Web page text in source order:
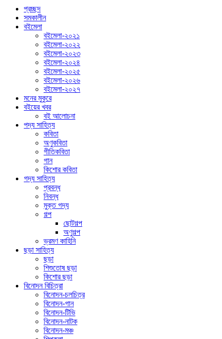
প্রচ্ছদ
সমকালীন
বইমেলা
বইমেলা-২০২১
বইমেলা-২০২২
বইমেলা-২০২৩
বইমেলা-২০২৪
বইমেলা-২০২৫
বইমেলা-২০২৬
বইমেলা-২০২৭
মনের মুকুরে
বইয়ের খবর
বই আলোচনা
পদ্য সাহিত্য
কবিতা
অণুকবিতা
গীতিকবিতা
গান
কিশোর কবিতা
গদ্য সাহিত্য
প্রবন্ধ
নিবন্ধ
মুক্ত গদ্য
গল্প
ছোটগল্প
অণুগল্প
ভ্রমণ কাহিনি
ছড়া সাহিত্য
ছড়া
শিশুতোষ ছড়া
কিশোর ছড়া
বিনোদন বিচিত্রা
বিনোদন-চলচিত্র
বিনোদন-গান
বিনোদন-টিভি
বিনোদন-নাটক
বিনোদন-মঞ্চ